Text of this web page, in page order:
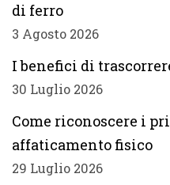
di ferro
3 Agosto 2026
I benefici di
30 Luglio 2026
Come riconoscere i
affaticamento fisico
29 Luglio 2026